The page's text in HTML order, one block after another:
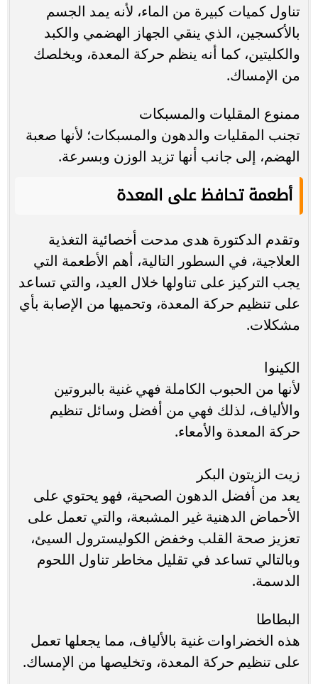
تناول كميات كبيرة من الماء، لأنه يمد الجسم
بالأكسجين، الذي ينقي الجهاز الهضمي والكبد
والكليتين، كما أنه ينظم حركة المعدة، ويخلصك
من الإمساك.
ممنوع المقليات والمسبكات
تجنب المقليات والدهون والمسبكات؛ لأنها صعبة
الهضم، إلى جانب أنها تزيد الوزن وبسرعة.
أطعمة تحافظ على المعدة
وتقدم الدكتورة هدى مدحت أخصائية التغذية
العلاجية، في السطور التالية، أهم الأطعمة التي
يجب التركيز على تناولها خلال العيد، والتي تساعد
على تنظيم حركة المعدة، وتحميها من الإصابة بأي
مشكلات.
الكينوا
لأنها من الحبوب الكاملة فهي غنية بالبروتين
والألياف، لذلك فهي من أفضل وسائل تنظيم
حركة المعدة والأمعاء.
زيت الزيتون البكر
يعد من أفضل الدهون الصحية، فهو يحتوي على
الأحماض الدهنية غير المشبعة، والتي تعمل على
تعزيز صحة القلب وخفض الكوليسترول السيئ،
وبالتالي تساعد في تقليل مخاطر تناول اللحوم
الدسمة.
البطاطا
هذه الخضراوات غنية بالألياف، مما يجعلها تعمل
على تنظيم حركة المعدة، وتخليصها من الإمساك.